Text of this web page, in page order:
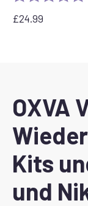
£24.99
OXVA
Kits
und